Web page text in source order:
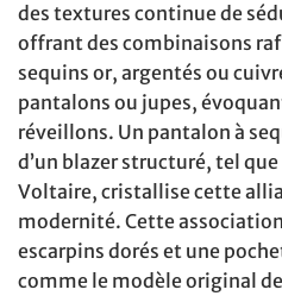
des textures continue de
offrant des combinaisons
sequins or, argentés ou
pantalons ou jupes,
réveillons. Un pantalon à
d’un blazer structuré, tel
Voltaire, cristallise cette
modernité. Cette
escarpins dorés et une
comme le modèle original